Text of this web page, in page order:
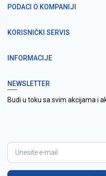
PODACI O KOMPANIJI
KORISNIČKI SERVIS
INFORMACIJE
NEWSLETTER
Budi u toku sa svim akcijama i